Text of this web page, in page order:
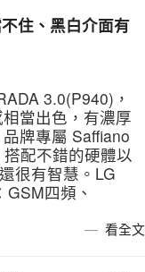
住、黑白介面有
3.0(P940)，
當出色，有濃厚
牌專屬 Saffiano
配不錯的硬體以
很有智慧。LG
四頻、
看全文